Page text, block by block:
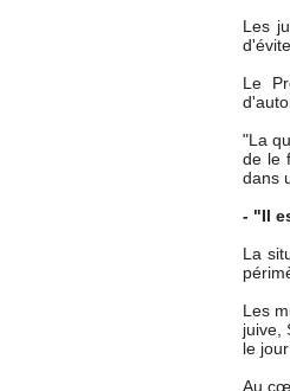
Les
Le
"La
de le
dans
- "Il
La
Les
juive,
le
Au